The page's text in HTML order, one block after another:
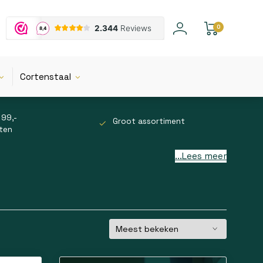
0
Cortenstaal
Groot assortiment
afsluiting van de poort.
aan aanslagen, geleiderollen en sloten die
...Lees meer